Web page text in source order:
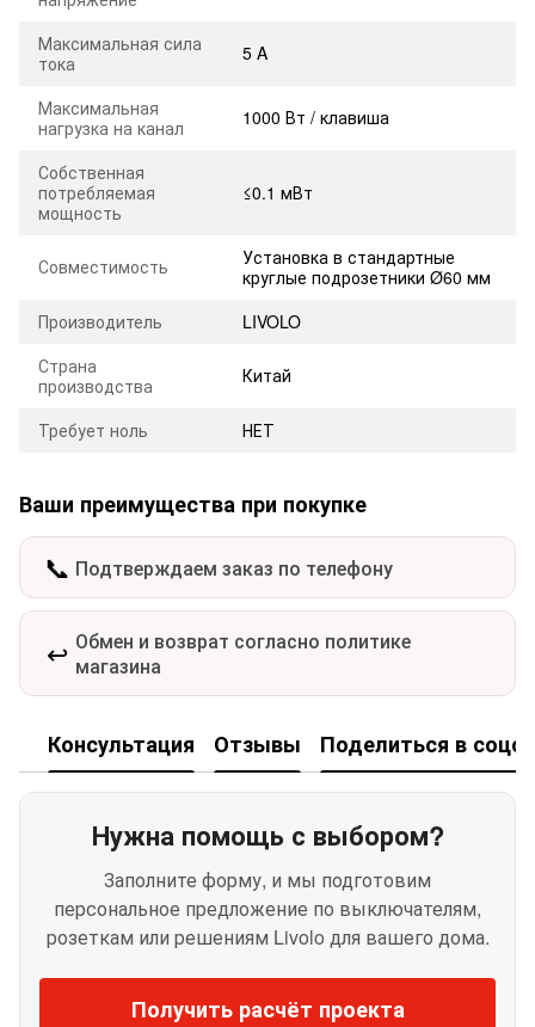
Максимальная сила
тока
5 A
Максимальная
нагрузка на канал
1000 Вт / клавиша
Собственная
потребляемая
мощность
≤0.1 мВт
Совместимость
Установка в стандартные
круглые подрозетники Ø60 мм
Производитель
LIVOLO
Страна
производства
Китай
Требует ноль НЕТ
Ваши преимущества при покупке
📞 Подтверждаем заказ по телефону
↩️ Обмен и возврат согласно политике
магазина
Консультация Отзывы Поделиться в
Нужна помощь с выбором?
Заполните форму, и мы подготовим
персональное предложение по выключателям,
розеткам или решениям Livolo для вашего дома.
Получить расчёт проекта